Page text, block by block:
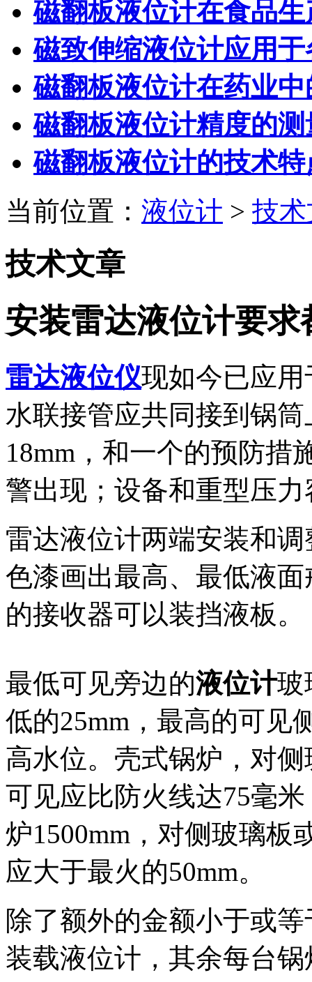
磁翻板液位计在食品
磁致伸缩液位计应用
磁翻板液位计在药业
磁翻板液位计精度的
磁翻板液位计的技术
当前位置： 液位计 > 技
技术文章
安装雷达液位计要求
雷达液位仪现如今已应
水联接管应共同接到锅筒
18mm， 和一个的预防措
警出现 ； 设备和重型压力
雷达液位计两端安装和
色漆画出最高、最低液
的接收器可以装挡液板。
最低可见旁边的液位计玻
低的25mm，最高的可见
高水位。 壳式锅炉 ， 对侧
可见应比防火线达75毫米
炉1500mm ， 对侧玻璃板
应大于最火的50mm。
除了额外的金额小于或
装载液位计，其余每台